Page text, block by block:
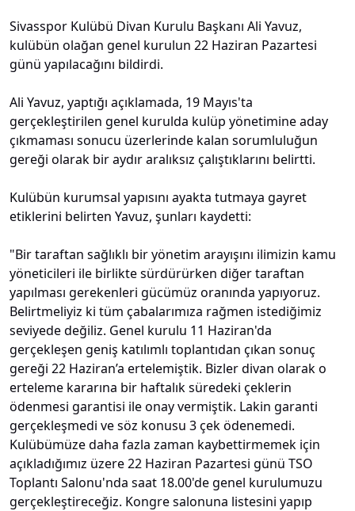
Sivasspor Kulübü Divan Kurulu Başkanı Ali Yavuz,
kulübün olağan genel kurulun 22 Haziran Pazartesi
günü yapılacağını bildirdi.
Ali Yavuz, yaptığı açıklamada, 19 Mayıs'ta
gerçekleştirilen genel kurulda kulüp yönetimine aday
çıkmaması sonucu üzerlerinde kalan sorumluluğun
gereği olarak bir aydır aralıksız çalıştıklarını belirtti.
Kulübün kurumsal yapısını ayakta tutmaya gayret
etiklerini belirten Yavuz, şunları kaydetti:
"Bir taraftan sağlıklı bir yönetim arayışını ilimizin kamu
yöneticileri ile birlikte sürdürürken diğer taraftan
yapılması gerekenleri gücümüz oranında yapıyoruz.
Belirtmeliyiz ki tüm çabalarımıza rağmen istediğimiz
seviyede değiliz. Genel kurulu 11 Haziran'da
gerçekleşen geniş katılımlı toplantıdan çıkan sonuç
gereği 22 Haziran’a ertelemiştik. Bizler divan olarak o
erteleme kararına bir haftalık süredeki çeklerin
ödenmesi garantisi ile onay vermiştik. Lakin garanti
gerçekleşmedi ve söz konusu 3 çek ödenemedi.
Kulübümüze daha fazla zaman kaybettirmemek için
açıkladığımız üzere 22 Haziran Pazartesi günü TSO
Toplantı Salonu'nda saat 18.00'de genel kurulumuzu
gerçekleştireceğiz. Kongre salonuna listesini yapıp